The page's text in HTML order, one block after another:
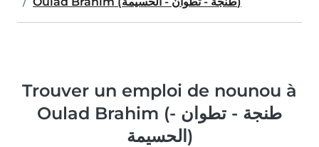
Trouver un emploi de nounou à
Oulad Brahim (طنجة - تطوان -
الحسيمة)